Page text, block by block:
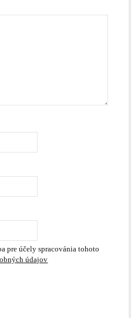
pre účely spracovánia tohoto
údajov